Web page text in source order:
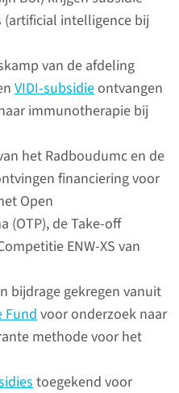
(artificial intelligence bij
van de afdeling
VIDI-subsidieontvangen
immunotherapie bij
het Radboudumc en de
financiering voor
Open
(OTP), de Take-off
ENW-XS van
bijdrage gekregen vanuit
Fundvoor onderzoek naar
methode voor het
toegekend voor
en
helpen we
bij het
en het op de
innovatieve